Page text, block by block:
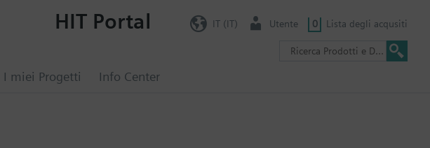
I miei Progetti Info Center
HIT Portal IT (IT) Utente 0 Lista degli acqusiti